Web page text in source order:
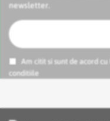
newsletter.
Am citit si sunt de acord cu
conditiile